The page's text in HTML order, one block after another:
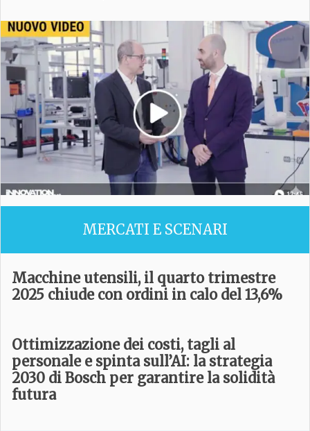
MERCATI E SCENARI
Macchine utensili, il quarto trimestre
2025 chiude con ordini in calo del 13,6%
Ottimizzazione dei costi, tagli al
personale e spinta sull’AI: la strategia
2030 di Bosch per garantire la solidità
futura